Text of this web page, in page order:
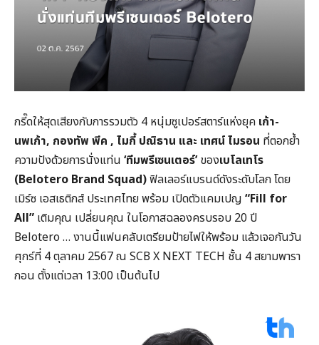
กรี๊ดให้สุดเสียงกับการรวมตัว 4 หนุ่มซูเปอร์สตาร์แห่งยุค เก้า-
นพเก้า, กองทัพ พีค , ไมกี้ ปณิธาน และ เทศน์ ไมรอน ที่ตอกย้ำ
ความปังด้วยการนั่งแท่น ‘ทีมพรีเซนเตอร์’ของเบโลเทโร
(Belotero Brand Squad)ฟิลเลอร์แบรนด์ดังระดับโลก โดย
เมิร์ซ เอสเธติกส์ ประเทศไทย พร้อม เปิดตัวแคมเปญ “Fill for
All” เติมคุณ เปลี่ยนคุณ ในโอกาสฉลองครบรอบ 20 ปี
Belotero … งานนี้แฟนคลับเตรียมป้ายไฟให้พร้อม แล้วเจอกันวัน
ศุกร์ที่ 4 ตุลาคม 2567 ณ SCB X NEXT TECH ชั้น 4 สยามพารา
กอน ตั้งแต่เวลา 13:00 เป็นต้นไป